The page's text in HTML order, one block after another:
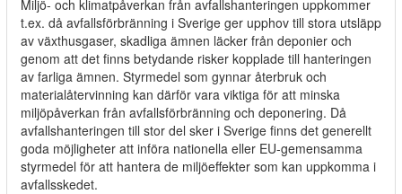
Miljö- och klimatpåverkan från avfallshanteringen uppkommer
t.ex. då avfallsförbränning i Sverige ger upphov till stora utsläpp
av växthusgaser, skadliga ämnen läcker från deponier och
genom att det finns betydande risker kopplade till hanteringen
av farliga ämnen. Styrmedel som gynnar återbruk och
materialåtervinning kan därför vara viktiga för att minska
miljöpåverkan från avfallsförbränning och deponering. Då
avfallshanteringen till stor del sker i Sverige finns det generellt
goda möjligheter att införa nationella eller EU-gemensamma
styrmedel för att hantera de miljöeffekter som kan uppkomma i
avfallsskedet.